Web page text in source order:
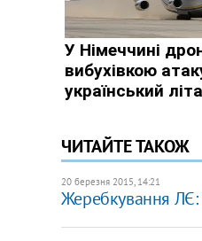
ЧИТАЙТЕ ТАКОЖ
20 березня 2015, 14:21
Жеребкування ЛЄ: